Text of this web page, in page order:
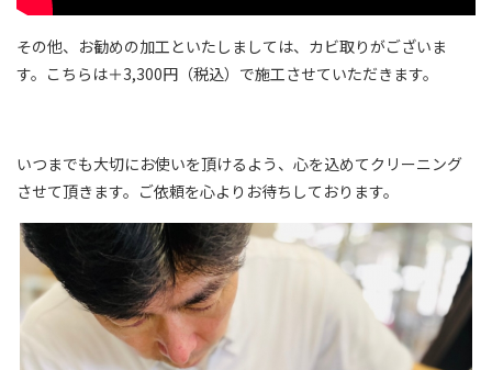
その他、お勧めの加工といたしましては、カビ取りがございま
す。こちらは＋3,300円（税込）で施工させていただきます。
いつまでも大切にお使いを頂けるよう、心を込めてクリーニング
させて頂きます。ご依頼を心よりお待ちしております。